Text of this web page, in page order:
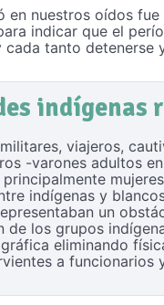
nuestros oídos
indicar que el
tanto detenerse
viajeros,
-varones adultos
indígenas y
un
los grupos
eliminando
a